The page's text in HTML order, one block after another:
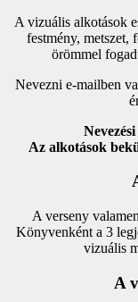
A vizuális alkotások
festmény, metszet,
örömmel
Nevezni e-mailben
Az alkotások
A verseny
Könyvenként a 3
vizuális
A